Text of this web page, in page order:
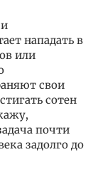
нападать в
или
свои
сотен
почти
задолго до